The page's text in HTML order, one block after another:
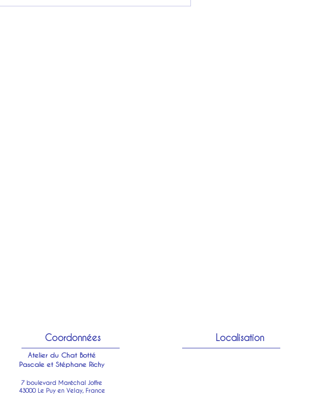
Coordonnées
Atelier du Chat Botté
Pascale et Stéphane Richy
7 boulevard Maréchal Joffre
43000 Le Puy en Velay, France
Localisation